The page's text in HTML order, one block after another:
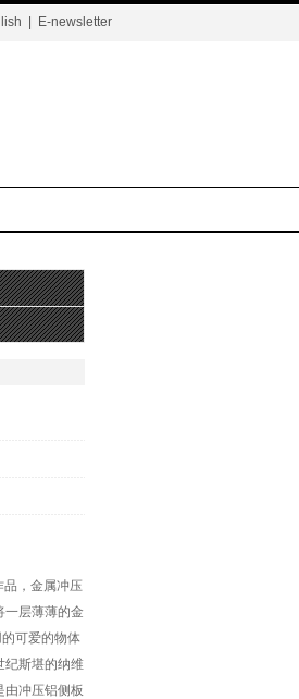
E-newsletter
，金属冲压
一层薄薄的金
可爱的物体
纪斯堪的纳维
由冲压铝侧板